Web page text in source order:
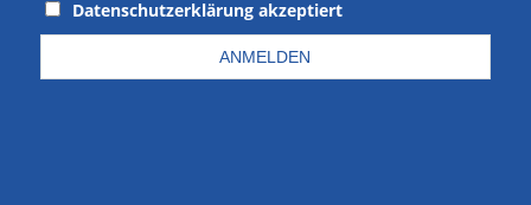
Datenschutzerklärung akzeptiert